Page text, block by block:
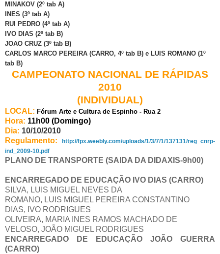
MINAKOV (2º tab A)
INES (3º tab A)
RUI PEDRO (4º tab A)
IVO DIAS (2º tab B)
JOAO CRUZ (3º tab B)
CARLOS MARCO PEREIRA (CARRO, 4º tab B) e LUIS ROMANO (1º
tab B)
CAMPEONATO NACIONAL DE RÁPIDAS
2010
(INDIVIDUAL)
LOCAL: Fórum Arte e Cultura de Espinho - Rua 2
Hora: 11h00 (Domingo)
Dia: 10/10/2010
Regulamento:
http://fpx.weebly.com/uploads/1/3/7/1/137131/reg_cnrp-
ind_2009-10.pdf
PLANO DE TRANSPORTE (SAIDA DA DIDAXIS-9h00)
ENCARREGADO DE EDUCAÇÃO IVO DIAS (CARRO)
SILVA, LUIS MIGUEL NEVES DA
ROMANO, LUIS MIGUEL PEREIRA CONSTANTINO
DIAS, IVO RODRIGUES
OLIVEIRA, MARIA INES RAMOS MACHADO DE
VELOSO, JOÃO MIGUEL RODRIGUES
ENCARREGADO DE EDUCAÇÃO JOÃO GUERRA
(CARRO)